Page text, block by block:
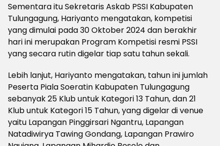
Sementara itu Sekretaris Askab PSSI Kabupaten
Tulungagung, Hariyanto mengatakan, kompetisi
yang dimulai pada 30 Oktober 2024 dan berakhir
hari ini merupakan Program Kompetisi resmi PSSI
yang secara rutin digelar tiap satu tahun sekali.
Lebih lanjut, Hariyanto mengatakan, tahun ini jumlah
Peserta Piala Soeratin Kabupaten Tulungagung
sebanyak 25 Klub untuk Kategori 13 Tahun, dan 21
Klub untuk Kategori 15 Tahun, yang digelar di venue
yaitu Lapangan Pinggirsari Ngantru, Lapangan
Natadiwirya Tawing Gondang, Lapangan Prawiro